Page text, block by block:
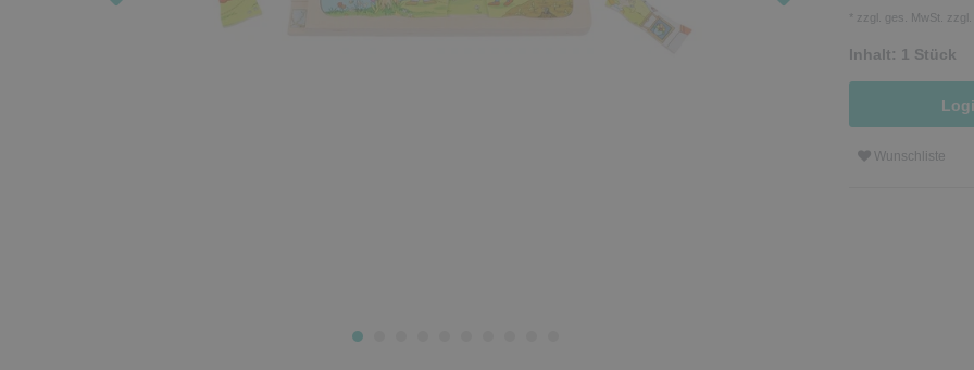
* zzgl. ges. MwSt. zzgl.
Inhalt: 1 Stück
Wunschliste